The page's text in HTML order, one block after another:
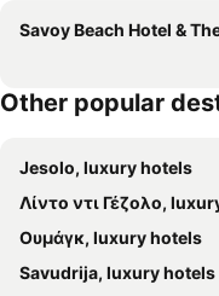
Savoy Beach Hotel & Thermal
Other popular
Jesolo, luxury hotels
Λίντο ντι Γέζολο, luxury
Ουμάγκ, luxury hotels
Savudrija, luxury hotels